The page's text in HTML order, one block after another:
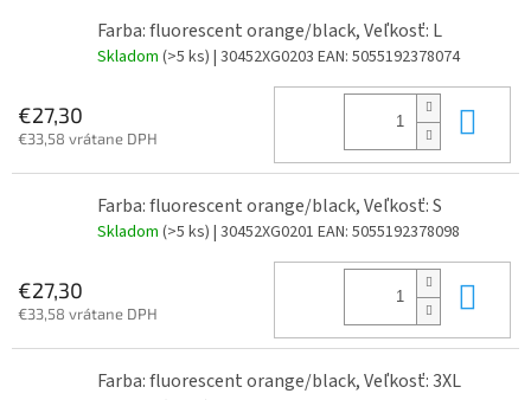
Farba: fluorescent orange/black, Veľkosť: L
Skladom (>5 ks) | 30452XG0203 EAN: 5055192378074
€27,30
€33,58 vrátane DPH
Farba: fluorescent orange/black, Veľkosť: S
Skladom (>5 ks) | 30452XG0201 EAN: 5055192378098
€27,30
€33,58 vrátane DPH
Farba: fluorescent orange/black, Veľkosť: 3XL